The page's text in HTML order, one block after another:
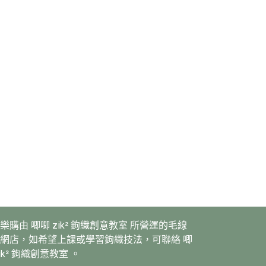
購由 唧唧 zik² 鉤織創意教室 所營運的毛線
店，如希望上課或學習鉤織技法，可聯絡 唧
鉤織創意教室 。